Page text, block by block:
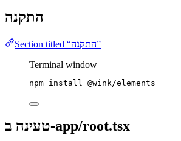
התקנה
Section titled “התקנה”
Terminal window
npm install @wink/elements
טעינה ב-app/root.tsx